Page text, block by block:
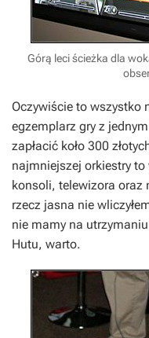
Górą leci ścieżka dla
Oczywiście to wszystko
egzemplarz gry z
zapłacić koło 300
najmniejszej orkiestry
konsoli, telewizora oraz
rzecz jasna nie
nie mamy na
Hutu, warto.